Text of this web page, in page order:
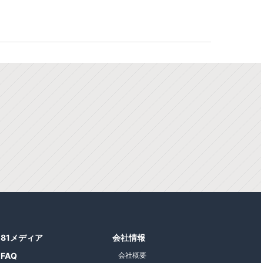
81メディア
FAQ
会社情報
会社概要